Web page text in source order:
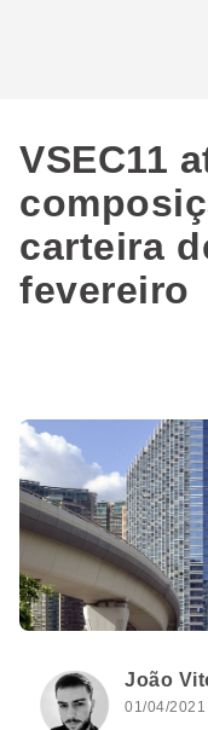
VSEC11
carteira
fevereiro
João
01/04/